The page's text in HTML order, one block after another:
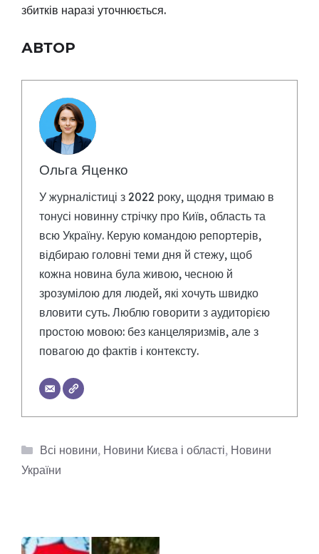
збитків наразі уточнюється.
АВТОР
Ольга Яценко
У журналістиці з 2022 року, щодня тримаю в
тонусі новинну стрічку про Київ, область та
всю Україну. Керую командою репортерів,
відбираю головні теми дня й стежу, щоб
кожна новина була живою, чесною й
зрозумілою для людей, які хочуть швидко
вловити суть. Люблю говорити з аудиторією
простою мовою: без канцеляризмів, але з
повагою до фактів і контексту.
Категорії
Всі новини, Новини Києва і області, Новини
України